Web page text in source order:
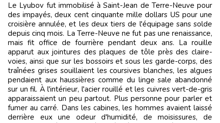
Le Lyubov fut immobilisé à Saint-Jean de Terre-Neuve pour
des impayés, deux cent cinquante mille dollars US pour une
croisière annulée, et les deux tiers de l'équipage sans solde
depuis cinq mois. La Terre-Neuve ne fut pas une renaissance,
mais fit office de fourrière pendant deux ans. La rouille
apparut aux jointures des plaques de tôle près des claire-
voies, ainsi que sur les bossoirs et sous les garde-corps, des
traînées grises souillaient les coursives blanches, les algues
pendaient aux haussières comme du linge sale abandonné
sur un fil. À l'intérieur, l'acier rouillé et les cuivres vert-de-gris
apparaissaient un peu partout. Plus personne pour parler et
fumer au carré. Dans les cabines, les hommes avaient laissé
derrière eux une odeur d'humidité, de moisissures, de